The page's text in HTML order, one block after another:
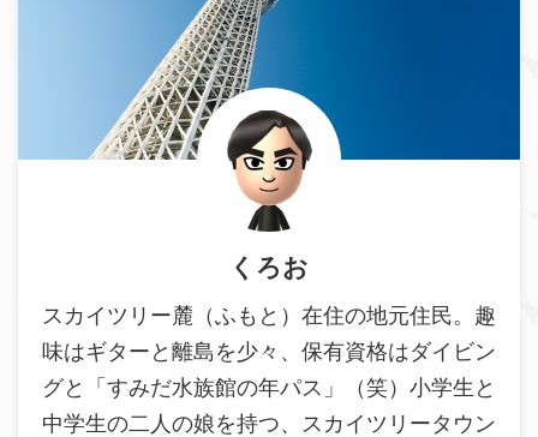
くろお
スカイツリー麓（ふもと）在住の地元住民。趣
味はギターと離島を少々、保有資格はダイビン
グと「すみだ水族館の年パス」（笑）小学生と
中学生の二人の娘を持つ、スカイツリータウン